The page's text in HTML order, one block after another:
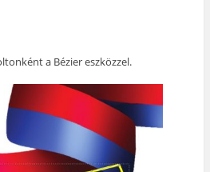
a Bézier eszközzel.